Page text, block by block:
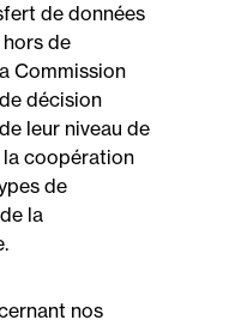
de données
de
Commission
décision
leur niveau de
coopération
de
la
nos